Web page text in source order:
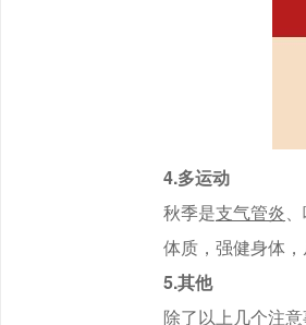
4.多运动
秋季是支气管炎、
体质，强健身体，
5.其他
除了以上几个注